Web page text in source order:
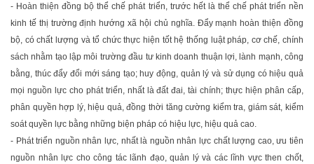
- Hoàn thiện đồng bộ thể chế phát triển, trước hết là thể chế phát triển nền
kinh tế thị trường định hướng xã hội chủ nghĩa. Ðẩy mạnh hoàn thiện đồng
bộ, có chất lượng và tổ chức thực hiện tốt hệ thống luật pháp, cơ chế, chính
sách nhằm tạo lập môi trường đầu tư kinh doanh thuận lợi, lành mạnh, công
bằng, thúc đẩy đổi mới sáng tạo; huy động, quản lý và sử dụng có hiệu quả
mọi nguồn lực cho phát triển, nhất là đất đai, tài chính; thực hiện phân cấp,
phân quyền hợp lý, hiệu quả, đồng thời tăng cường kiểm tra, giám sát, kiểm
soát quyền lực bằng những biện pháp có hiệu lực, hiệu quả cao.
- Phát triển nguồn nhân lực, nhất là nguồn nhân lực chất lượng cao, ưu tiên
nguồn nhân lực cho công tác lãnh đạo, quản lý và các lĩnh vực then chốt,